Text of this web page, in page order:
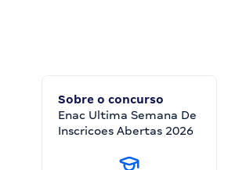
Sobre o concurso
Enac Ultima Semana De
Inscricoes Abertas 2026